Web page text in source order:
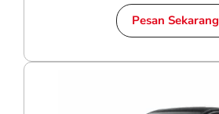
Pesan Sekarang